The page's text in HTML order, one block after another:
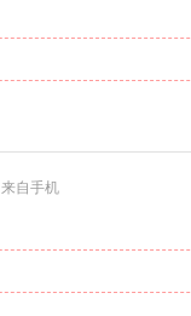
来自手机